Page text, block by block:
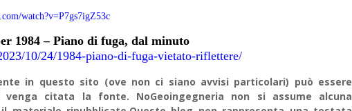
watch?v=P7gs7igZ53c
1984 – Piano di fuga, dal minuto
10/24/1984-piano-di-fuga-vietato-riflettere/
in questo sito (ove non ci siano avvisi particolari) può essere
citata la fonte. NoGeoingegneria non si assume alcuna